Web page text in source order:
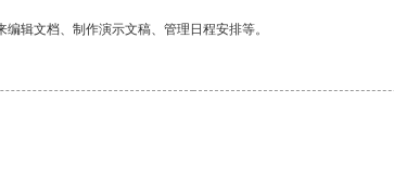
辑文档、制作演示文稿、管理日程安排等。